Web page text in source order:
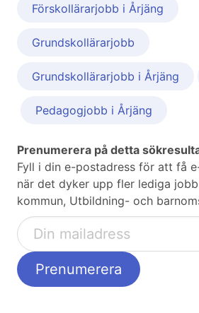
Förskollärarjobb i Årjäng
Grundskollärarjobb
Grundskollärarjobb i Årjäng
Pedagogjobb i Årjäng
Prenumerera på detta
Fyll i din e-postadress för att få
när det dyker upp fler lediga
kommun, Utbildning- och